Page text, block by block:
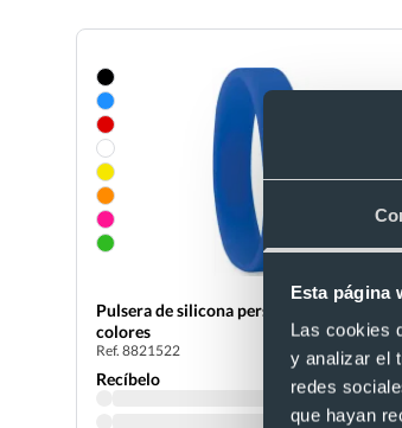
Esta página
Las cookies
y analizar el
redes
que hayan
Pulsera de silicona personalizada de
colores
Ref. 8821522
Recíbelo